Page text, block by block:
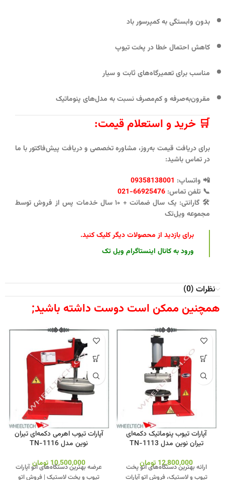
بدون وابستگی به کمپرسور باد
کاهش احتمال خطا در پخت تیوپ
مناسب برای تعمیرگاه‌های ثابت و سیار
مقرون‌به‌صرفه و کم‌مصرف نسبت به مدل‌های پنوماتیک
🛒 خرید و استعلام قیمت:
برای دریافت قیمت به‌روز، مشاوره تخصصی و دریافت پیش‌فاکتوربا ما
در تماس باشید:
📲 واتساپ: 09358138001
📞 تلفن تماس: 66925476-021
🛠️ گارانتی:
یک سال ضمانت + ۱۰ سال خدمات پس از فروش توسط
مجموعه ویل‌تک
برای بازدید از محصولات دیگر کلیک کنید.
ورود به کانال اینستاگرام ویل تک
نظرات (0)
همچنین ممکن است دوست داشته باشید;
آپارات تیوب پنوماتیک دکمه‌ای
تیران نوین مدل TN-1113
12,800,000 تومان
ارائه بهترین دستگاه‌های اتو پخت
تیوب و لاستیک، فروش اتو آپارات
آپارات تیوب اهرمی دکمه‌ای تیران
نوین مدل TN-1116
10,500,000 تومان
عرضه بهترین دستگاه‌های اتو آپارات
تیوب و پخت لاستیک | فروش اتو